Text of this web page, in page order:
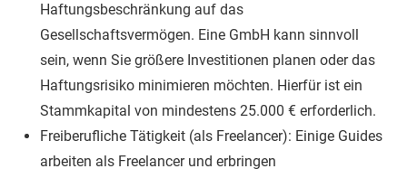
Haftungsbeschränkung auf das
Gesellschaftsvermögen. Eine GmbH kann sinnvoll
sein, wenn Sie größere Investitionen planen oder das
Haftungsrisiko minimieren möchten. Hierfür ist ein
Stammkapital von mindestens 25.000 € erforderlich.
Freiberufliche Tätigkeit (als Freelancer): Einige Guides
arbeiten als Freelancer und erbringen